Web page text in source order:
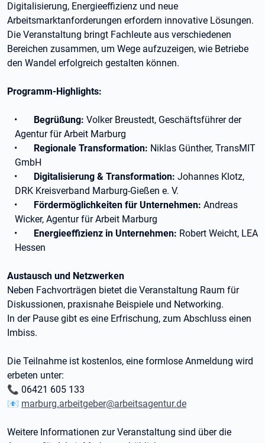
Digitalisierung, Energieeffizienz und neue
Arbeitsmarktanforderungen erfordern innovative Lösungen.
Die Veranstaltung bringt Fachleute aus verschiedenen
Bereichen zusammen, um Wege aufzuzeigen, wie Betriebe
den Wandel erfolgreich gestalten können.
Programm-Highlights:
• Begrüßung: Volker Breustedt, Geschäftsführer der
Agentur für Arbeit Marburg
•
Regionale Transformation: Niklas Günther, TransMIT
GmbH
•
Digitalisierung & Transformation: Johannes Klotz,
DRK Kreisverband Marburg-Gießen e. V.
• Fördermöglichkeiten für Unternehmen: Andreas
Wicker, Agentur für Arbeit Marburg
• Energieeffizienz in Unternehmen: Robert Weicht, LEA
Hessen
Austausch und Netzwerken
Neben Fachvorträgen bietet die Veranstaltung Raum für
Diskussionen, praxisnahe Beispiele und Networking.
In der Pause gibt es eine Erfrischung, zum Abschluss einen
Imbiss.
Die Teilnahme ist kostenlos, eine formlose Anmeldung wird
erbeten unter:
📞 06421 605 133
📧 marburg.arbeitgeber@arbeitsagentur.de
Weitere Informationen zur Veranstaltung sind über die